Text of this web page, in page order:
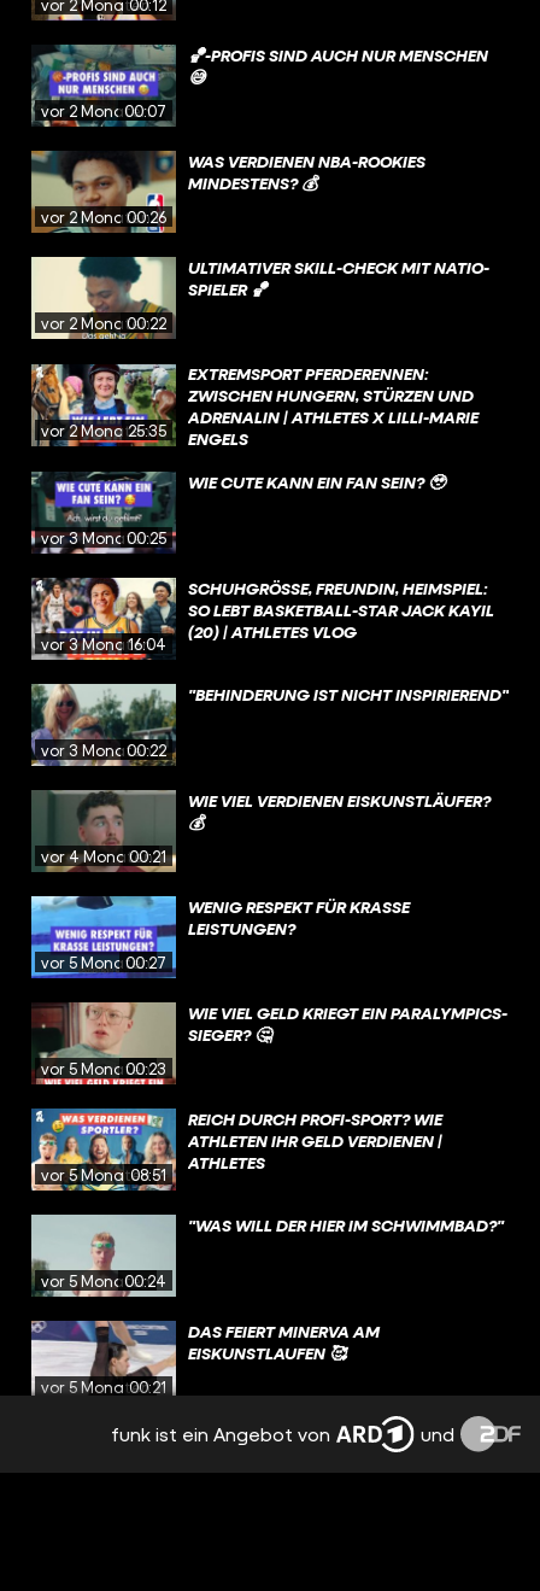
vor 2 Monaten
00:12
vor 2 Monaten
00:07
🏀-PROFIS SIND AUCH NUR MENSCHEN
😅
vor 2 Monaten
00:26
WAS VERDIENEN NBA-ROOKIES
MINDESTENS? 💰
vor 2 Monaten
00:22
ULTIMATIVER SKILL-CHECK MIT NATIO-
SPIELER 🏀
vor 2 Monaten
25:35
EXTREMSPORT PFERDERENNEN:
ZWISCHEN HUNGERN, STÜRZEN UND
ADRENALIN | ATHLETES X LILLI-MARIE
ENGELS
vor 3 Monaten
00:25
WIE CUTE KANN EIN FAN SEIN? 🥹
vor 3 Monaten
16:04
SCHUHGRÖSSE, FREUNDIN, HEIMSPIEL: S
O LEBT BASKETBALL-STAR JACK KAYIL (
20) | ATHLETES VLOG
vor 3 Monaten
00:22
"BEHINDERUNG IST NICHT INSPIRIEREND"
vor 4 Monaten
00:21
WIE VIEL VERDIENEN EISKUNSTLÄUFER?
💰
vor 5 Monaten
00:27
WENIG RESPEKT FÜR KRASSE
LEISTUNGEN?
vor 5 Monaten
00:23
WIE VIEL GELD KRIEGT EIN PARALYMPICS-
SIEGER? 🤔
vor 5 Monaten08:51
REICH DURCH PROFI-SPORT? WIE
ATHLETEN IHR GELD VERDIENEN |
ATHLETES
vor 5 Monaten
00:24
"WAS WILL DER HIER IM SCHWIMMBAD?"
vor 5 Monaten
00:21
DAS FEIERT MINERVA AM
EISKUNSTLAUFEN 🥰
SO CRAZY TEUER IST EISKUNSTLAUF 🤯
funk ist ein Angebot von und